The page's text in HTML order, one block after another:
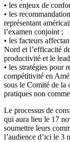
• les enjeux de
• les
représentant
l’examen conjoint ;
• les facteurs
Nord et l’efficacité
productivité et le
• les stratégies pour
compétitivité en
sous le Comité de la
pratiques non
Le processus de
qui aura lieu le 17
soumettre leurs
l’audience d’ici le 3